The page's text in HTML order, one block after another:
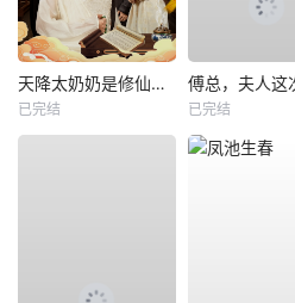
天降太奶奶是修仙老祖
已完结 已完结